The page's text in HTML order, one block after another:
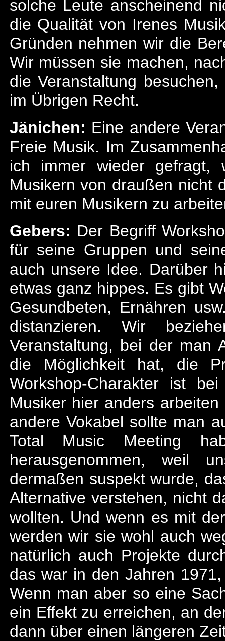
solche Leute anscheinend
die Qualität von Irenes
Gründen nehmen wir die
Wir müssen sie machen,
die Veranstaltung
im Übrigen Recht.
Jänichen: Eine andere
Freie Musik. Im
ich immer wieder gefragt,
Musikern von draußen nicht
mit euren Musikern zu
Gebers: Der Begriff
für seine Gruppen und
auch unsere Idee. Darüber
etwas ganz hippes. Es gibt
Gesundbeten, Ernähren
distanzieren. Wir
Veranstaltung, bei der man
die Möglichkeit hat, die
Workshop-Charakter ist
Musiker hier anders
andere Vokabel sollte man
Total Music Meeting
herausgenommen, weil
dermaßen suspekt wurde,
Alternative verstehen, nicht
wollten. Und wenn es mit
werden wir sie wohl auch
natürlich auch Projekte
das war in den Jahren
Wenn man aber so eine
ein Effekt zu erreichen, an
dann über einen längeren